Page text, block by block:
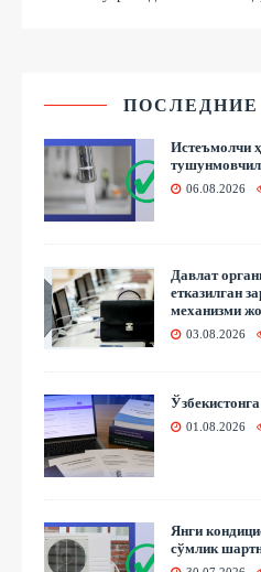
Истеъмолчи
06.08.2026
Давлат
етказилган
механизми
03.08.2026
01.08.2026
Янги
сўмлик